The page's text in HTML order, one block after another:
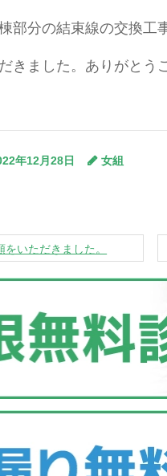
部分の結束線の交換工
きました。ありがとう
年12月28日 女組
いただきました。